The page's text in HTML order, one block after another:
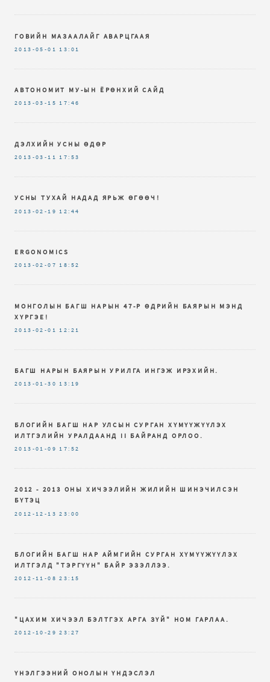
ГОВИЙН МАЗААЛАЙГ АВАРЦГААЯ
2013-05-01 13:01
АВТОНОМИТ МУ-ЫН ЁРӨНХИЙ САЙД
2013-03-15 17:46
ДЭЛХИЙН УСНЫ ӨДӨР
2013-03-11 17:53
УСНЫ ТУХАЙ НАДАД ЯРЬЖ ӨГӨӨЧ!
2013-02-19 12:44
ERGONOMICS
2013-02-07 18:52
МОНГОЛЫН БАГШ НАРЫН 47-Р ӨДРИЙН БАЯРЫН МЭНД
ХҮРГЭЕ!
2013-02-01 12:21
БАГШ НАРЫН БАЯРЫН УРИЛГА ИНГЭЖ ИРЭХИЙН.
2013-01-30 13:19
БЛОГИЙН БАГШ НАР УЛСЫН СУРГАН ХҮМҮҮЖҮҮЛЭХ
ИЛТГЭЛИЙН УРАЛДААНД II БАЙРАНД ОРЛОО.
2013-01-09 17:52
2012 - 2013 ОНЫ ХИЧЭЭЛИЙН ЖИЛИЙН ШИНЭЧИЛСЭН
БҮТЭЦ
2012-12-13 23:00
БЛОГИЙН БАГШ НАР АЙМГИЙН СУРГАН ХҮМҮҮЖҮҮЛЭХ
ИЛТГЭЛД "ТЭРГҮҮН" БАЙР ЭЗЭЛЛЭЭ.
2012-11-08 23:15
"ЦАХИМ ХИЧЭЭЛ БЭЛТГЭХ АРГА ЗҮЙ" НОМ ГАРЛАА.
2012-10-29 23:27
ҮНЭЛГЭЭНИЙ ОНОЛЫН ҮНДЭСЛЭЛ